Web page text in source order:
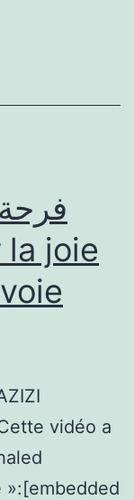
la
face
à
Suresnes.
(J15)
vidéo a
»:[embedded